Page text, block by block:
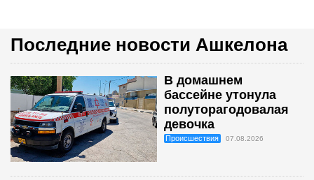
Последние новости Ашкелона
В домашнем
бассейне утонула
полуторагодовалая
девочка
Происшествия 07.08.2026